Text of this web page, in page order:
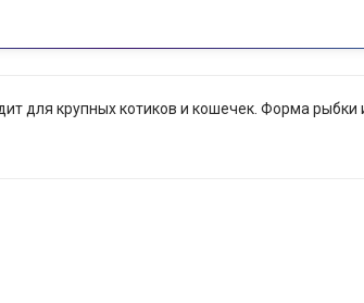
для крупных котиков и кошечек. Форма